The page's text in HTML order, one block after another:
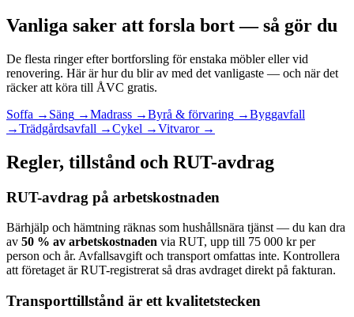
Vanliga saker att forsla bort — så gör du
De flesta ringer efter bortforsling för enstaka möbler eller vid
renovering. Här är hur du blir av med det vanligaste — och när det
räcker att köra till ÅVC gratis.
Soffa → Säng →Madrass →Byrå & förvaring →Byggavfall
→Trädgårdsavfall →Cykel →Vitvaror→
Regler, tillstånd och RUT-avdrag
RUT-avdrag på arbetskostnaden
Bärhjälp och hämtning räknas som hushållsnära tjänst — du kan dra
av 50 % av arbetskostnaden via RUT, upp till 75 000 kr per
person och år. Avfallsavgift och transport omfattas inte. Kontrollera
att företaget är RUT-registrerat så dras avdraget direkt på fakturan.
Transporttillstånd är ett kvalitetstecken